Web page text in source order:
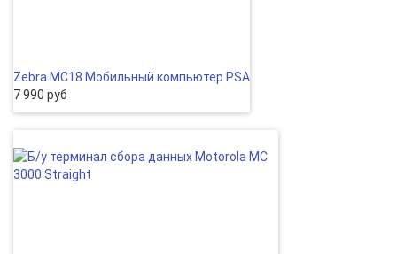
Zebra MC18 Мобильный компьютер PSA
7 990 руб